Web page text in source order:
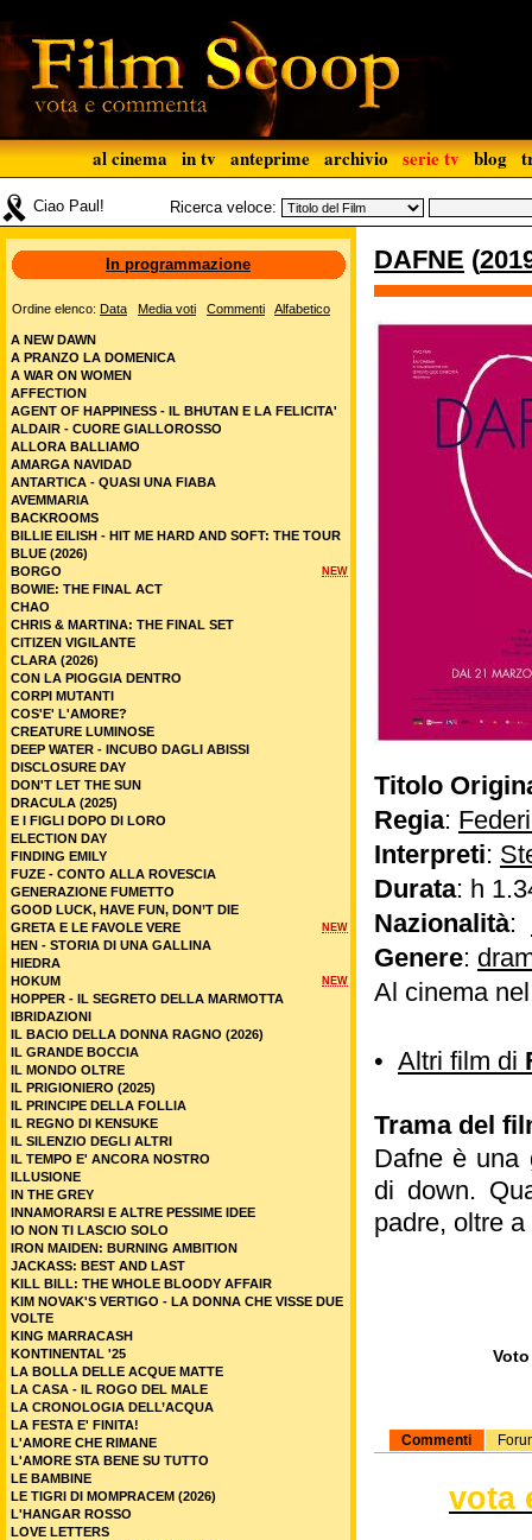
al cinema in tv anteprime archivio serie tv blog
Ciao Paul! Ricerca veloce:
DAFNE (
Titolo
Regia:
Interpreti:
Durata: h
Nazionalità:
Genere:
Al cinema
• Altri film di
Trama del
Dafne è una
di down.
padre, oltre
Commenti
vota
In programmazione
Ordine elenco: Data Media voti Commenti Alfabetico
A NEW DAWN
A PRANZO LA DOMENICA
A WAR ON WOMEN
AFFECTION
AGENT OF HAPPINESS - IL BHUTAN E LA FELICITA'
ALDAIR - CUORE GIALLOROSSO
ALLORA BALLIAMO
AMARGA NAVIDAD
ANTARTICA - QUASI UNA FIABA
AVEMMARIA
BACKROOMS
BILLIE EILISH - HIT ME HARD AND SOFT: THE TOUR
BLUE (2026)
NEW
BORGO
BOWIE: THE FINAL ACT
CHAO
CHRIS & MARTINA: THE FINAL SET
CITIZEN VIGILANTE
CLARA (2026)
CON LA PIOGGIA DENTRO
CORPI MUTANTI
COS'E' L'AMORE?
CREATURE LUMINOSE
DEEP WATER - INCUBO DAGLI ABISSI
DISCLOSURE DAY
DON'T LET THE SUN
DRACULA (2025)
E I FIGLI DOPO DI LORO
ELECTION DAY
FINDING EMILY
FUZE - CONTO ALLA ROVESCIA
GENERAZIONE FUMETTO
GOOD LUCK, HAVE FUN, DON’T DIE
NEW
GRETA E LE FAVOLE VERE
HEN - STORIA DI UNA GALLINA
HIEDRA
NEW
HOKUM
HOPPER - IL SEGRETO DELLA MARMOTTA
IBRIDAZIONI
IL BACIO DELLA DONNA RAGNO (2026)
IL GRANDE BOCCIA
IL MONDO OLTRE
IL PRIGIONIERO (2025)
IL PRINCIPE DELLA FOLLIA
IL REGNO DI KENSUKE
IL SILENZIO DEGLI ALTRI
IL TEMPO E' ANCORA NOSTRO
ILLUSIONE
IN THE GREY
INNAMORARSI E ALTRE PESSIME IDEE
IO NON TI LASCIO SOLO
IRON MAIDEN: BURNING AMBITION
JACKASS: BEST AND LAST
KILL BILL: THE WHOLE BLOODY AFFAIR
KIM NOVAK'S VERTIGO - LA DONNA CHE VISSE DUE
VOLTE
KING MARRACASH
KONTINENTAL '25
LA BOLLA DELLE ACQUE MATTE
LA CASA - IL ROGO DEL MALE
LA CRONOLOGIA DELL’ACQUA
LA FESTA E' FINITA!
L'AMORE CHE RIMANE
L'AMORE STA BENE SU TUTTO
LE BAMBINE
LE TIGRI DI MOMPRACEM (2026)
L'HANGAR ROSSO
LOVE LETTERS